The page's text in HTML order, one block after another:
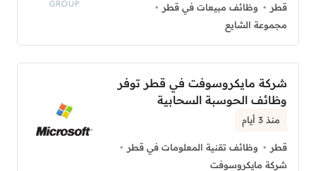
قطر
وظائف مبيعات في قطر
مجموعة الشايع
شركة مايكروسوفت في قطر توفر
وظائف الحوسبة السحابية
منذ 3 أيام
قطر
وظائف تقنية المعلومات في قطر
شركة مايكروسوفت